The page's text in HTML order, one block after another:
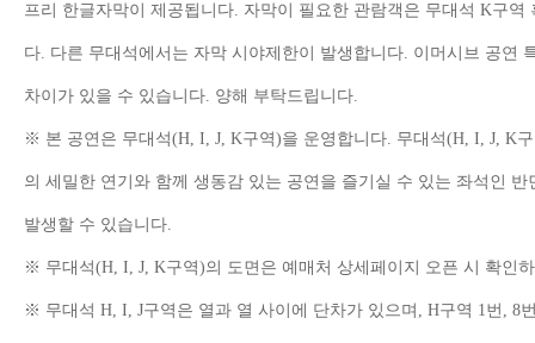
프리 한글자막이 제공됩니다. 자막이 필요한 관람객은 무대석 K구역
다. 다른 무대석에서는 자막 시야제한이 발생합니다. 이머시브 공연
차이가 있을 수 있습니다. 양해 부탁드립니다.
※ 본 공연은 무대석(H, I, J, K구역)을 운영합니다. 무대석(H, I, J, K
의 세밀한 연기와 함께 생동감 있는 공연을 즐기실 수 있는 좌석인 반
발생할 수 있습니다.
※ 무대석(H, I, J, K구역)의 도면은 예매처 상세페이지 오픈 시 확인
※ 무대석 H, I, J구역은 열과 열 사이에 단차가 있으며 , H구역 1번 , 8